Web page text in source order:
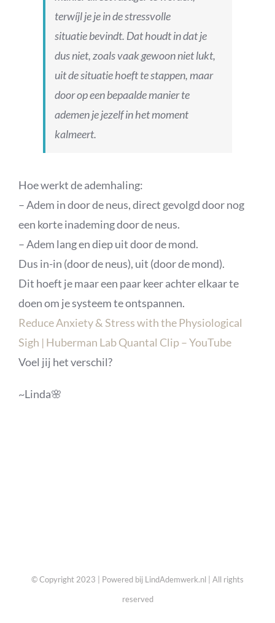
terwíjl je je in de stressvolle
situatie bevindt. Dat houdt in dat je
dus niet, zoals vaak gewoon niet lukt,
uit de situatie hoeft te stappen, maar
door op een bepaalde manier te
ademen je jezelf in het moment
kalmeert.
Hoe werkt de ademhaling:
– Adem in door de neus, direct gevolgd door nog
een korte inademing door de neus.
– Adem lang en diep uit door de mond.
Dus in-in (door de neus), uit (door de mond).
Dit hoeft je maar een paar keer achter elkaar te
doen om je systeem te ontspannen.
Reduce Anxiety & Stress with the Physiological
Sigh | Huberman Lab Quantal Clip – YouTube
Voel jij het verschil?
~Linda🌸
© Copyright 2023 | Powered bij LindAdemwerk.nl | All rights
reserved